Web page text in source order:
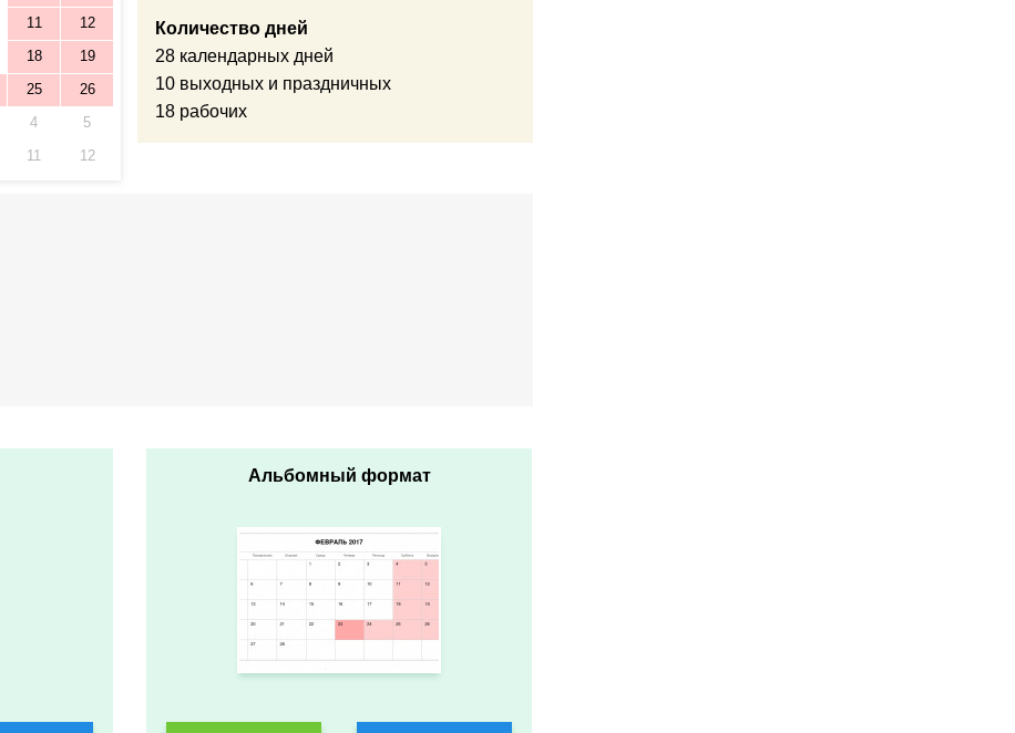
11 12
18 19
25 26
4
5
11 12
Количество дней
28 календарных дней
10 выходных и праздничных
18 рабочих
Альбомный формат